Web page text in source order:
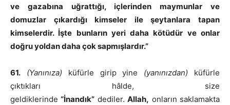
ve gazabına uğrattığı, içlerinden maymunlar ve
domuzlar çıkardığı kimseler ile şeytanlara tapan
kimselerdir. İşte bunların yeri daha kötüdür ve onlar
doğru yoldan daha çok sapmışlardır.”
61. (Yanınıza) küfürle girip yine (yanınızdan) küfürle
çıktıkları hâlde, size
geldiklerinde“İnandık” dediler.Allah, onların saklamakta